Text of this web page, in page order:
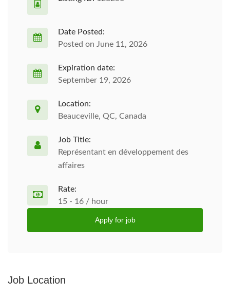
Date Posted:
Posted on June 11, 2026
Expiration date:
September 19, 2026
Location:
Beauceville, QC, Canada
Job Title:
Représentant en développement des
affaires
Rate:
15 - 16 / hour
Apply for job
Job Location